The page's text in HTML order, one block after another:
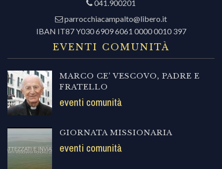
041.900201
parrocchiacampalto@libero.it
IBAN IT87 Y030 6909 6061 0000 0010 397
EVENTI COMUNITÀ
MARCO CE' VESCOVO, PADRE E
FRATELLO
eventi comunità
GIORNATA MISSIONARIA
eventi comunità